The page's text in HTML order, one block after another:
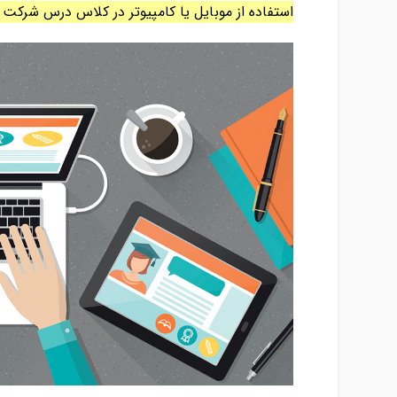
استفاده از موبایل یا کامپیوتر در کلاس درس شرکت